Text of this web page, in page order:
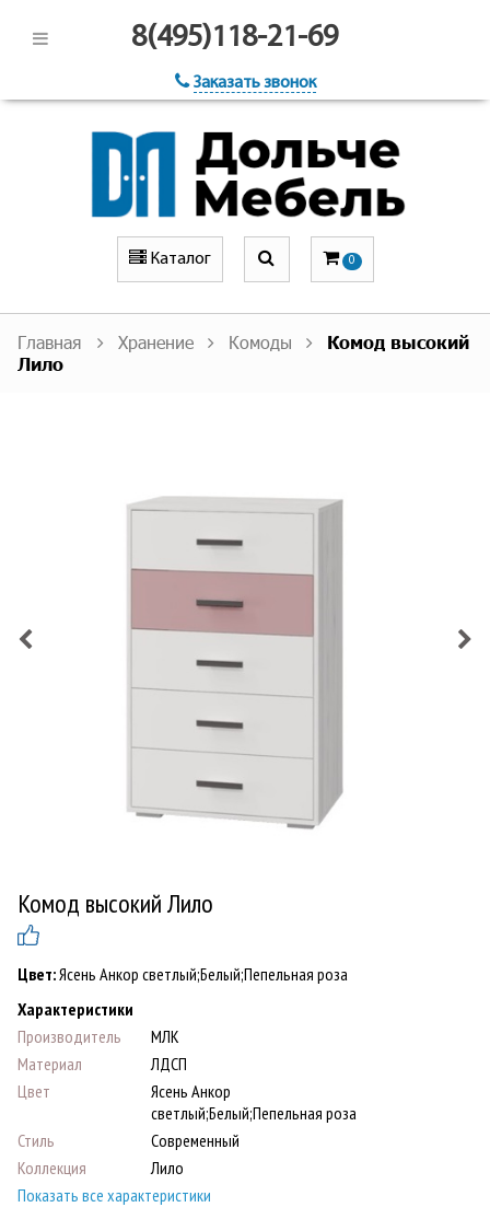
8(495)118-21-69
Заказать звонок
Каталог 0
Главная Хранение Комоды
Комод высокий
Лило
Комод высокий Лило
Цвет:Ясень Анкор светлый;Белый;Пепельная роза
Характеристики
Производитель
МЛК
Материал
ЛДСП
Цвет
Ясень Анкор
светлый;Белый;Пепельная роза
Стиль
Современный
Коллекция
Лило
Показать все характеристики